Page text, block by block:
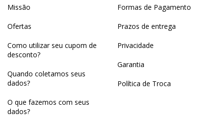
Missão
Ofertas
Como utilizar seu cupom de
desconto?
Quando coletamos seus
dados?
O que fazemos com seus
dados?
Formas de Pagamento
Prazos de entrega
Privacidade
Garantia
Política de Troca